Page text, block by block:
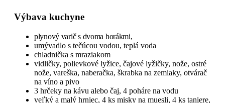
Výbava kuchyne
plynový varič s dvoma horákmi,
umývadlo s tečúcou vodou, teplá voda
chladnička s mraziakom
vidličky, polievkové lyžice, čajové lyžičky, nože, ostré
nože, vareška, naberačka, škrabka na zemiaky, otvárač
na víno a pivo
3 hrčeky na kávu alebo čaj, 4 poháre na vodu
veľký a malý hrniec, 4 ks misky na muesli, 4 ks taniere,